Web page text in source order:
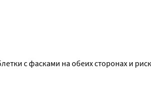
с фасками на обеих сторонах и